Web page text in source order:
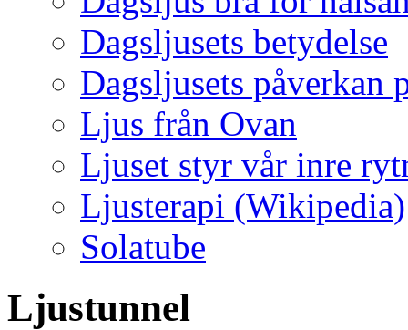
Dagsljusets betydelse
Dagsljusets påverkan
Ljus från Ovan
Ljuset styr vår inre
Ljusterapi (Wikipedia)
Solatube
Ljustunnel